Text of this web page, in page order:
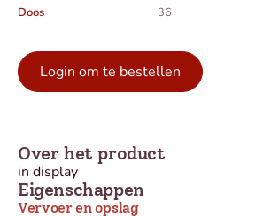
Doos
36
Login om te bestellen
Eigenschappen
Vervoer en opslag
Over het product
in display